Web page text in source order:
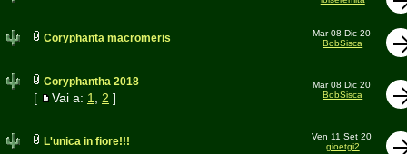
Coryphanta macromeris
Mar 08 Dic 20
BobSisca
Coryphantha 2018
[ Vai a: 1 2 ]
Mar 08 Dic 20
BobSisca
L'unica in fiore!!!
Ven 11 Set 20
gioetgi2